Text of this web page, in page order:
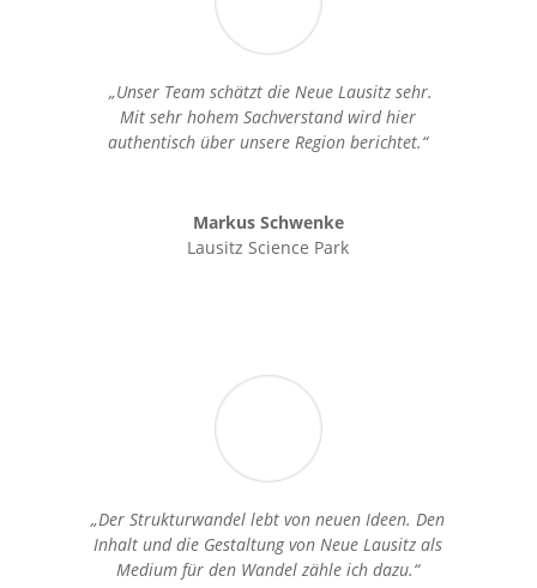
„Unser Team schätzt die Neue Lausitz sehr.
Mit sehr hohem Sachverstand wird hier
authentisch über unsere Region berichtet.“
Markus Schwenke
Lausitz Science Park
„Der Strukturwandel lebt von neuen Ideen. Den
Inhalt und die Gestaltung von Neue Lausitz als
Medium für den Wandel zähle ich dazu.“